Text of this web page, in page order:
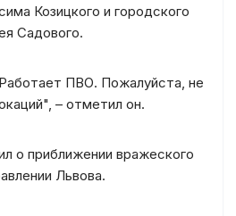
Козицкого и городского
Садового.
ПВО. Пожалуйста, не
– отметил он.
о приближении вражеского
Львова.